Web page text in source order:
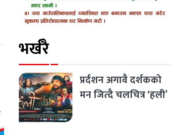
भर्खरै
प्रर्दशन अगावै दर्शकको
मन जित्दै चलचित्र ‘हली’